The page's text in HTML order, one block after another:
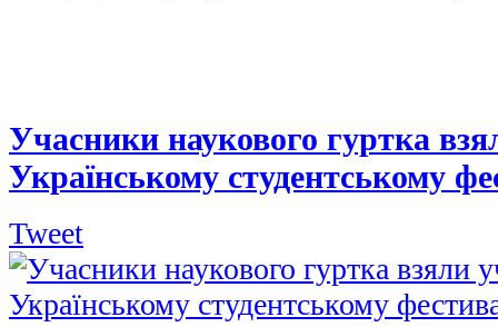
Учасники наукового гуртка
Українському студентському
Tweet